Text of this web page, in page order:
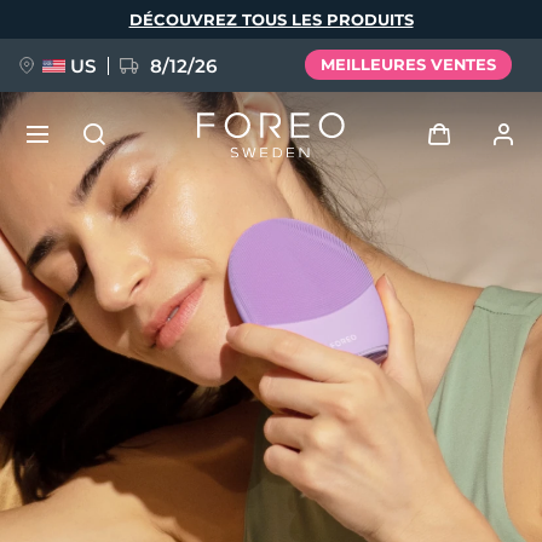
DÉCOUVREZ TOUS LES PRODUITS
US 8/12/26 MEILLEURES VENTES
Profil de l'utilisateur
Mes appareils
Mes commandes
Mes adresses
Mes abonnements
NOUVEAU
FAQ™ Pure Beauty-Tech Elixir
BREAKING NEWS
issa™ Teeth Whitening Set
Langue
English Deutsch
Español
Français
Italiano
Português
Svenska
Русский
Türkçe
简体中文 繁體中文